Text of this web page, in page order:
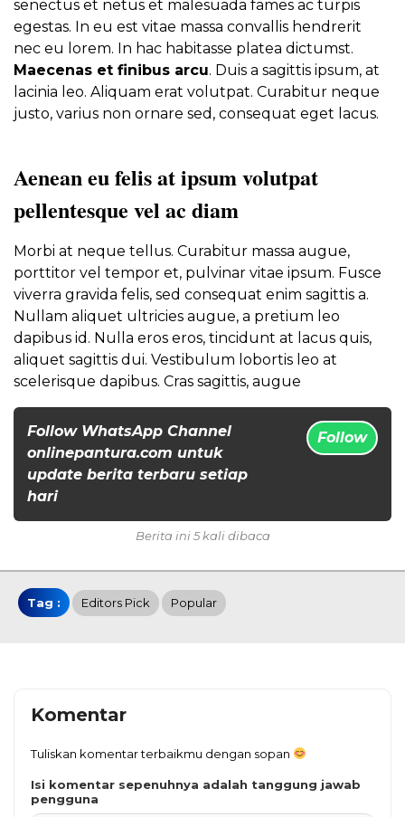
senectus et netus et malesuada fames ac turpis
egestas. In eu est vitae massa convallis hendrerit
nec eu lorem. In hac habitasse platea dictumst.
Maecenas et finibus arcu. Duis a sagittis ipsum, at
lacinia leo. Aliquam erat volutpat. Curabitur neque
justo, varius non ornare sed, consequat eget lacus.
Aenean eu felis at ipsum volutpat
pellentesque vel ac diam
Morbi at neque tellus. Curabitur massa augue,
porttitor vel tempor et, pulvinar vitae ipsum. Fusce
viverra gravida felis, sed consequat enim sagittis a.
Nullam aliquet ultricies augue, a pretium leo
dapibus id. Nulla eros eros, tincidunt at lacus quis,
aliquet sagittis dui. Vestibulum lobortis leo at
scelerisque dapibus. Cras sagittis, augue
Follow WhatsApp Channel
onlinepantura.com untuk
update berita terbaru setiap
hari
Follow
Berita ini 5 kali dibaca
Tag : Editors Pick Popular
Komentar
Tuliskan komentar terbaikmu dengan sopan
Isi komentar sepenuhnya adalah tanggung jawab
pengguna